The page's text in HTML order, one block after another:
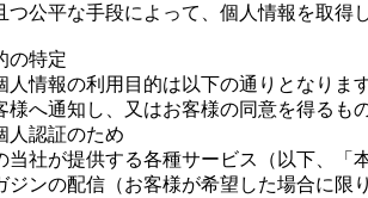
つ公平な手段によって、個人情報を取得し
の特定
人情報の利用目的は以下の通りとなりま
様へ通知し、又はお客様の同意を得るも
人認証のため
社が提供する各種サービス（以下、「
ンの配信（お客様が希望した場合に限